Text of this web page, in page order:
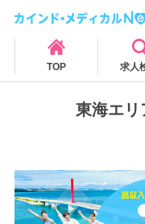
TOP 求人
東海エリ